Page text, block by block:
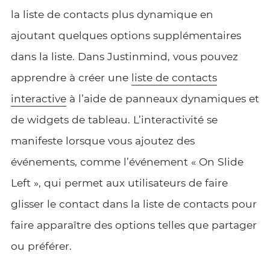
la liste de contacts plus dynamique en
ajoutant quelques options supplémentaires
dans la liste. Dans Justinmind, vous pouvez
apprendre à créer une liste de contacts
interactiveà l’aide de panneaux dynamiques et
de widgets de tableau. L’interactivité se
manifeste lorsque vous ajoutez des
événements, comme l’événement « On Slide
Left », qui permet aux utilisateurs de faire
glisser le contact dans la liste de contacts pour
faire apparaître des options telles que partager
ou préférer.